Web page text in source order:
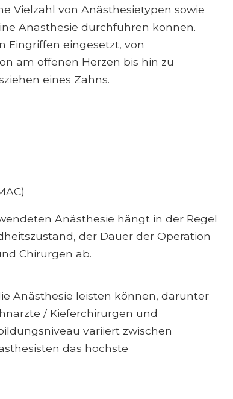
Vielzahl von Anästhesietypen sowie
Anästhesie durchführen können.
Eingriffen eingesetzt, von
am offenen Herzen bis hin zu
eines Zahns.
Anästhesie hängt in der Regel
der Dauer der Operation
Chirurgen ab.
Anästhesie leisten können, darunter
/ Kieferchirurgen und
variiert zwischen
das höchste